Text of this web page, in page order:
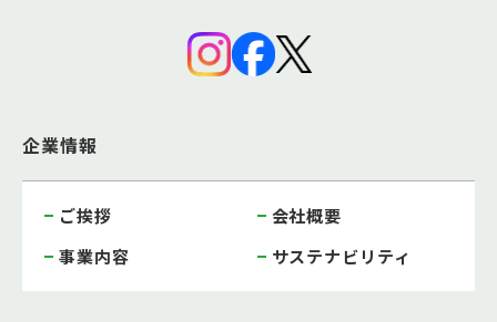
企業情報
ご挨拶
会社概要
事業内容
サステナビリティ